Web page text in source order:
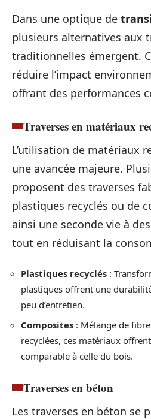
Dans une optique de
plusieurs alternatives aux
traditionnelles émergent.
réduire l’impact
offrant des performances
Traverses en matériaux
L’utilisation de matériaux
une avancée majeure.
proposent des traverses
plastiques recyclés ou de
ainsi une seconde vie à
tout en réduisant la
Plastiques recyclés :
plastiques offrent une
peu d’entretien.
Composites : Mélange de
recyclées, ces matériaux
comparable à celle du bois.
Traverses en béton
Les traverses en béton se